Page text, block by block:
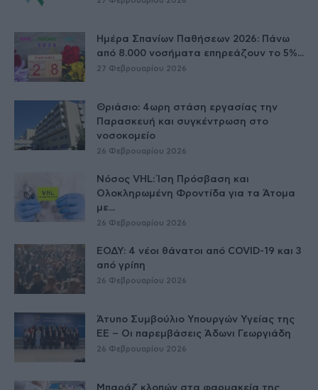
Ημέρα Σπανίων Παθήσεων 2026: Πάνω
από 8.000 νοσήματα επηρεάζουν το 5%...
27 Φεβρουαρίου 2026
Θριάσιο: 4ωρη στάση εργασίας την
Παρασκευή και συγκέντρωση στο
νοσοκομείο
26 Φεβρουαρίου 2026
Νόσος VHL: Ίση Πρόσβαση και
Ολοκληρωμένη Φροντίδα για τα Άτομα
με...
26 Φεβρουαρίου 2026
ΕΟΔΥ: 4 νέοι θάνατοι από COVID-19 και 3
από γρίπη
26 Φεβρουαρίου 2026
Άτυπο Συμβούλιο Υπουργών Υγείας της
ΕE – Οι παρεμβάσεις Άδωνι Γεωργιάδη
26 Φεβρουαρίου 2026
Μπαράζ κλοπών στα φαρμακεία της